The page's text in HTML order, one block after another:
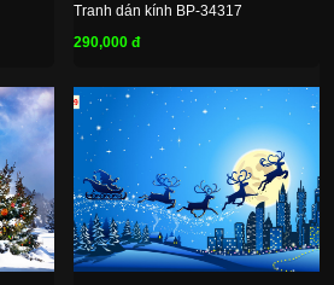
Tranh dán kính BP-34317
290,000 đ